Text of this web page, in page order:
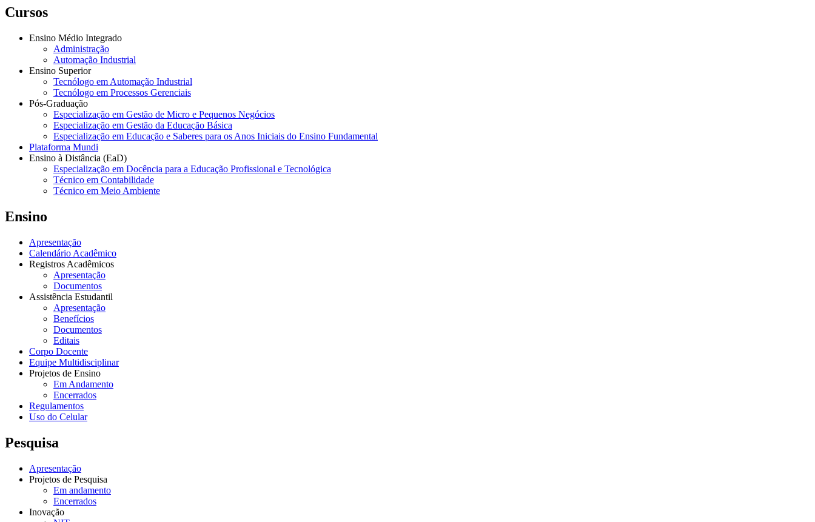
Cursos
Ensino Médio Integrado
Administração
Automação Industrial
Ensino Superior
Tecnólogo em Automação Industrial
Tecnólogo em Processos Gerenciais
Pós-Graduação
Especialização em Gestão de Micro e Pequenos Negócios
Especialização em Gestão da Educação Básica
Especialização em Educação e Saberes para os Anos Iniciais do Ensino Fundamental
Plataforma Mundi
Ensino à Distância (EaD)
Especialização em Docência para a Educação Profissional e Tecnológica
Técnico em Contabilidade
Técnico em Meio Ambiente
Ensino
Apresentação
Calendário Acadêmico
Registros Acadêmicos
Apresentação
Documentos
Assistência Estudantil
Apresentação
Benefícios
Documentos
Editais
Corpo Docente
Equipe Multidisciplinar
Projetos de Ensino
Em Andamento
Encerrados
Regulamentos
Uso do Celular
Pesquisa
Apresentação
Projetos de Pesquisa
Em andamento
Encerrados
Inovação